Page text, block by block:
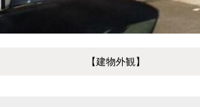
【建物外観】